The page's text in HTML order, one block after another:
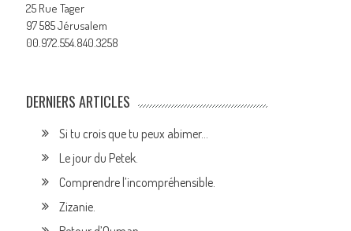
25 Rue Tager
97 585 Jérusalem
00.972.554.840.3258
DERNIERS ARTICLES
Si tu crois que tu peux abimer…
Le jour du Petek.
Comprendre l’incompréhensible.
Zizanie.